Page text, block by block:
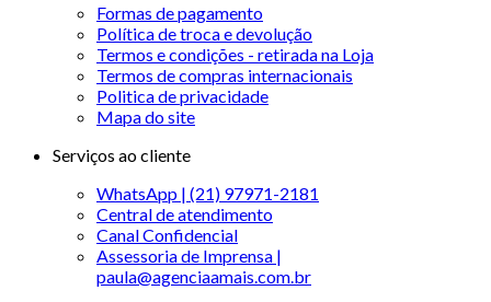
Formas de pagamento
Política de troca e devolução
Termos e condições - retirada na Loja
Termos de compras internacionais
Politica de privacidade
Mapa do site
Serviços ao cliente
WhatsApp | (21) 97971-2181
Central de atendimento
Canal Confidencial
Assessoria de Imprensa |
paula@agenciaamais.com.br